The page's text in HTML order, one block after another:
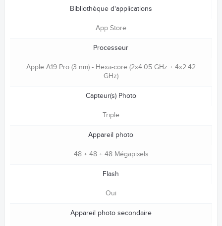
Bibliothèque d'applications
App Store
Processeur
Apple A19 Pro (3 nm) - Hexa-core (2x4.05 GHz + 4x2.42
GHz)
Capteur(s) Photo
Triple
Appareil photo
48 + 48 + 48 Mégapixels
Flash
Oui
Appareil photo secondaire